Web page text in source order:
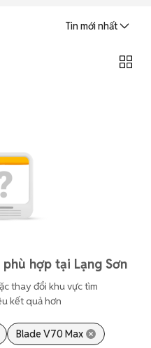
Tin mới nhất
hợp tại Lạng Sơn
thay đổi khu vực tìm
kết quả hơn
Blade V70 Max